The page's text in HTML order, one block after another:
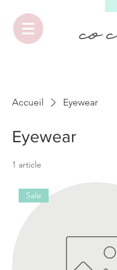
Accueil Eyewear
Eyewear
1 article
Sale